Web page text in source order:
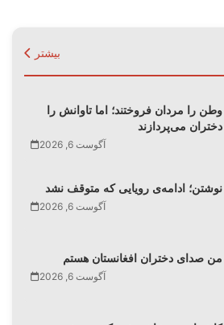
بیشتر
وطن را مردان فروختند؛ اما تاوانش را
دختران می‌پردازند
آگوست 6, 2026
نوشتن؛ ادامه‌ی رویایی که متوقف نشد
آگوست 6, 2026
من صدای دختران افغانستان هستم
آگوست 6, 2026